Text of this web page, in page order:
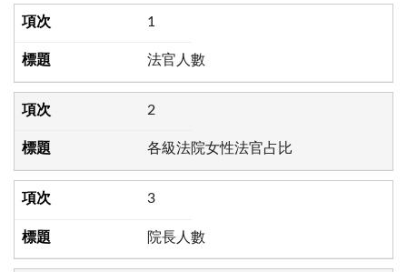
1
法官人數
2
各級法院女性法官占比
3
院長人數